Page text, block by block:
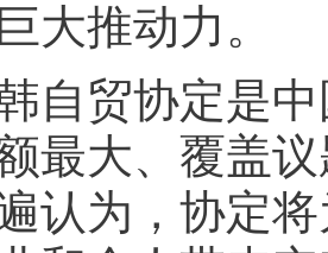
大推动力。
贸协定是中
最大、覆盖
认为，协定